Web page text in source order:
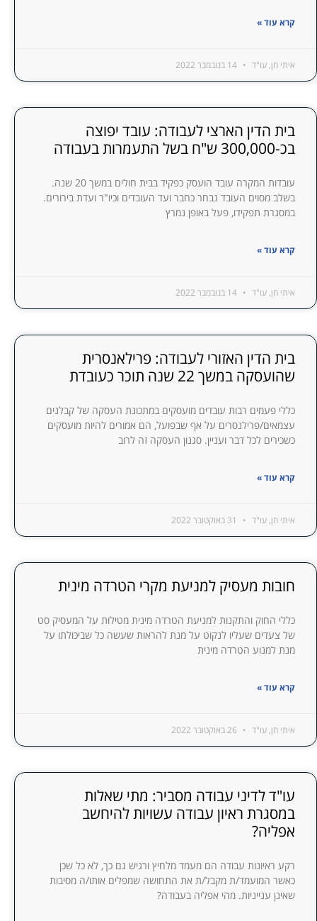
קרא עוד »
איתי חן, עו"ד
בית הדין הארצי לעבודה: עובד יפוצה
בכ-300,000 ש"ח בשל התעמרות בעבודה
עובדות המקרה עובד הועסק כפקיד בבית חולים במשך 20 שנה.
בשלב מסוים העובד נבחר כחבר ועד העובדים וכיו"ר ועדת בירורים.
במסגרת תפקידו, פעל באופן נמרץ
קרא עוד »
איתי חן, עו"ד
בית הדין האזורי לעבודה: פרילאנסרית
שהועסקה במשך 22 שנה תוכר כעובדת
כללי פעמים רבות עובדים מועסקים במתכונת העסקה של קבלנים
עצמאים/פרילנסרים על אף שבפועל, הם אמורים להיות מועסקים
כשכירים לכל דבר ועניין. סגנון העסקה זה לרוב
קרא עוד »
איתי חן, עו"ד
חובות מעסיק למניעת מקרי הטרדה מינית
כללי החוק והתקנות למניעת הטרדה מינית מטילות על המעסיק סט
של צעדים שעליו לנקוט על מנת להראות שעשה כל שביכולתו על
מנת למנוע הטרדה מינית
קרא עוד »
איתי חן, עו"ד
עו"ד לדיני עבודה מסביר: מתי שאלות
במסגרת ראיון עבודה עשויות להיחשב
אפליה?
רקע ראיונות עבודה הם מעמד מלחיץ ורגיש גם כך, לא כל שכן
כאשר המועמד/ת מקבל/ת את התחושה שמפלים אותו/ה מסיבות
שאינן ענייניות. מהי אפליה בעבודה?